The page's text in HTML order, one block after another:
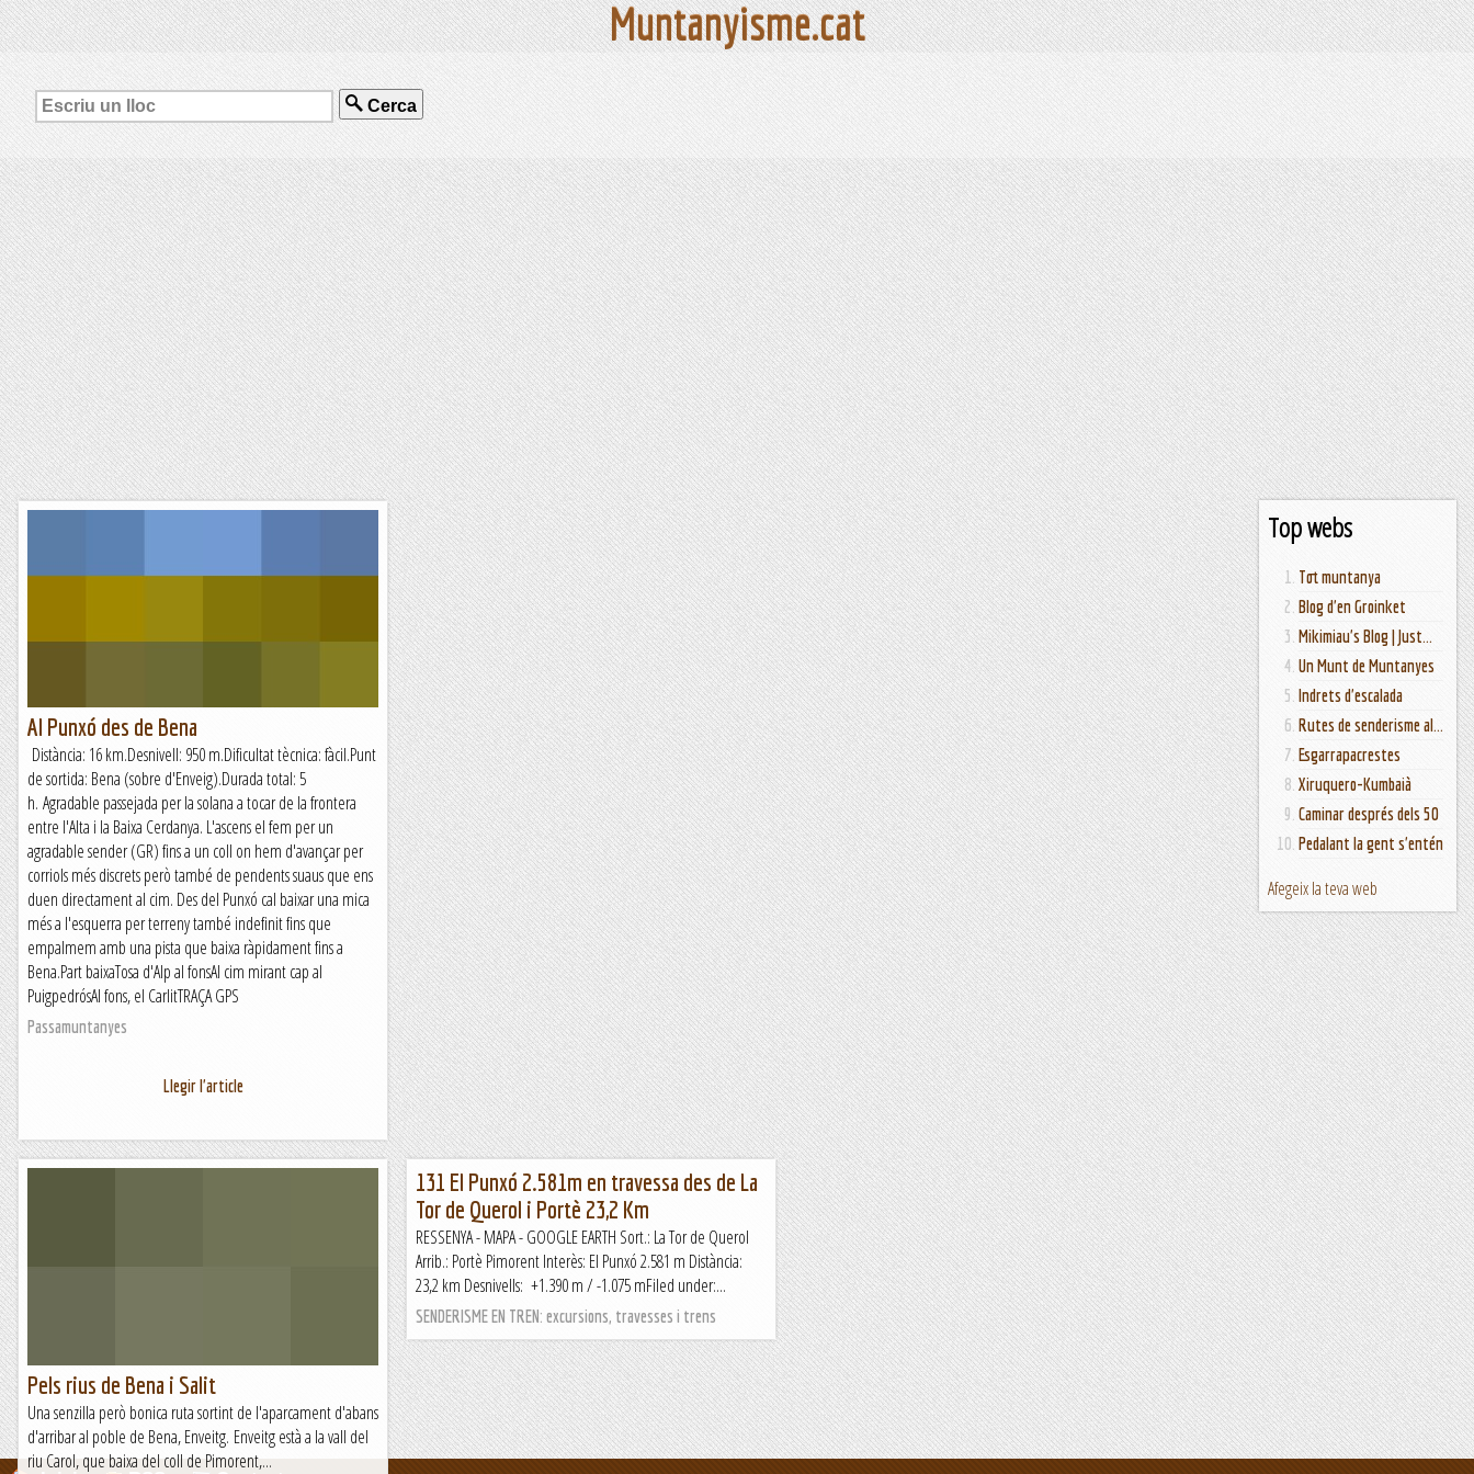
Muntanyisme.cat
Cerca
Top webs
Tot muntanya
Blog d'en Groinket
Mikimiau's Blog | Just...
Un Munt de Muntanyes
Indrets d'escalada
Rutes de senderisme al...
Esgarrapacrestes
Xiruquero-Kumbaià
Caminar després dels 50
Pedalant la gent s'entén
Afegeix la teva web
Al Punxó des de Bena
Distància: 16 km.Desnivell: 950 m.Dificultat tècnica: fàcil.Punt
de sortida: Bena (sobre d'Enveig).Durada total: 5
h. Agradable passejada per la solana a tocar de la frontera
entre l'Alta i la Baixa Cerdanya. L'ascens el fem per un
agradable sender (GR) fins a un coll on hem d'avançar per
corriols més discrets però també de pendents suaus que ens
duen directament al cim. Des del Punxó cal baixar una mica
més a l'esquerra per terreny també indefinit fins que
empalmem amb una pista que baixa ràpidament fins a
Bena.Part baixaTosa d'Alp al fonsAl cim mirant cap al
PuigpedrósAl fons, el CarlitTRAÇA GPS
Passamuntanyes
Llegir l'article
Pels rius de Bena i Salit
Una senzilla però bonica ruta sortint de l'aparcament d'abans
d'arribar al poble de Bena, Enveitg. Enveitg està a la vall del
riu Carol, que baixa del coll de Pimorent,...
131 El Punxó 2.581m en travessa des de La
Tor de Querol i Portè 23,2 Km
RESSENYA - MAPA - GOOGLE EARTH Sort.: La Tor de Querol
Arrib.: Portè Pimorent Interès: El Punxó 2.581 m Distància:
23,2 km Desnivells: +1.390 m / -1.075 mFiled under:...
SENDERISME EN TREN: excursions, travesses i trens